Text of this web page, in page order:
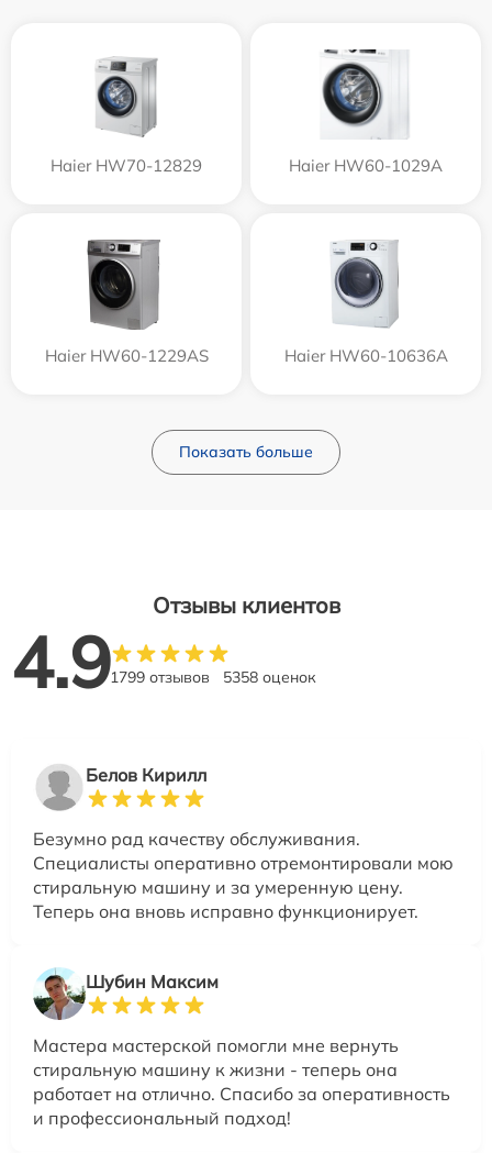
Haier HW70-12829 Haier HW60-1029A
Haier HW60-1229AS Haier HW60-10636A
Показать больше
Отзывы клиентов
4.91799 отзывов 5358 оценок
Белов Кирилл
Безумно рад качеству обслуживания.
Специалисты оперативно отремонтировали мою
стиральную машину и за умеренную цену.
Теперь она вновь исправно функционирует.
Шубин Максим
Мастера мастерской помогли мне вернуть
стиральную машину к жизни - теперь она
работает на отлично. Спасибо за оперативность
и профессиональный подход!